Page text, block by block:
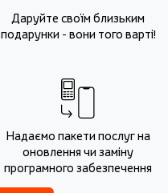
Даруйте своїм близьким
подарунки - вони того варті!
Надаємо пакети послуг на
оновлення чи заміну
програмного забезпечення